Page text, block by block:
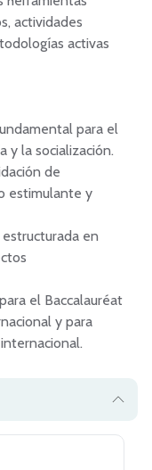
actividades
activas
para el
de
estimulante y
estructurada en
el Baccalauréat
y para